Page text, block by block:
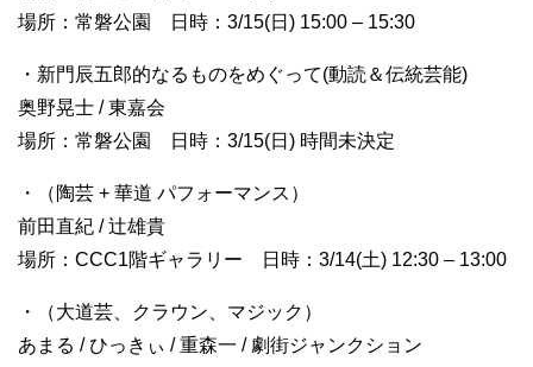
場所：常磐公園 日時：3/15(日) 15:00 – 15:30
・新門辰五郎的なるものをめぐって(動読＆伝統芸能)
奥野晃士 / 東嘉会
場所：常磐公園 日時：3/15(日) 時間未決定
・（陶芸 + 華道 パフォーマンス）
前田直紀 / 辻雄貴
場所：CCC1階ギャラリー 日時：3/14(土) 12:30 – 13:00
・（大道芸、クラウン、マジック）
あまる / ひっきぃ / 重森一 / 劇街ジャンクション